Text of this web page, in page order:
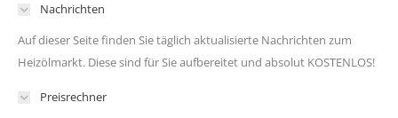
Nachrichten
Auf dieser Seite finden Sie täglich aktualisierte Nachrichten zum
Heizölmarkt. Diese sind für Sie aufbereitet und absolut KOSTENLOS!
Preisrechner